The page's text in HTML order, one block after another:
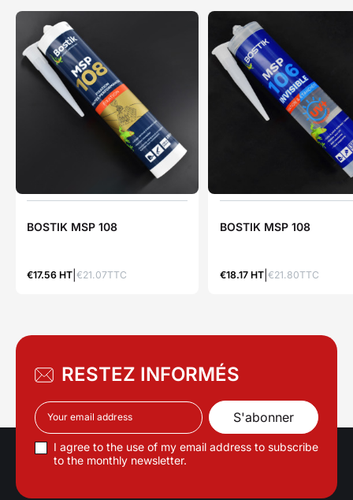
BOSTIK MSP 108
€17.56 HT €21.07TTC
BOSTIK MSP 108
€18.17 HT €21.80TTC
RESTEZ INFORMÉS
I agree to the use of my email address to subscribe
to the monthly newsletter.